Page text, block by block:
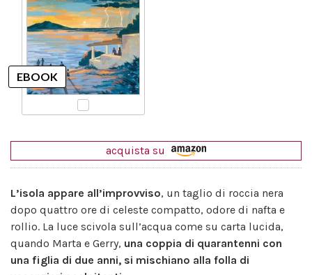
acquista su
L’isola appare all’improvviso, un taglio di roccia nera
dopo quattro ore di celeste compatto, odore di nafta e
rollio. La luce scivola sull’acqua come su carta lucida,
quando Marta e Gerry, una coppia di quarantenni con
una figlia di due anni, si mischiano alla folla di